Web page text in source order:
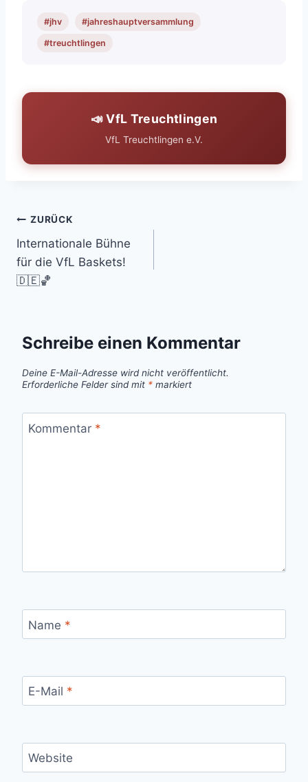
#jhv #jahreshauptversammlung
#treuchtlingen
📣 VfL Treuchtlingen
VfL Treuchtlingen e.V.
Beitragsnavigation
ZURÜCK
Internationale Bühne
für die VfL Baskets!
🇩🇪🏀
Schreibe einen Kommentar
Deine E-Mail-Adresse wird nicht veröffentlicht.
Erforderliche Felder sind mit * markiert
Kommentar *
Name *
E-Mail *
Website